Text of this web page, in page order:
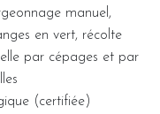
manuel,
en vert, récolte
par cépages et par
(certifiée)